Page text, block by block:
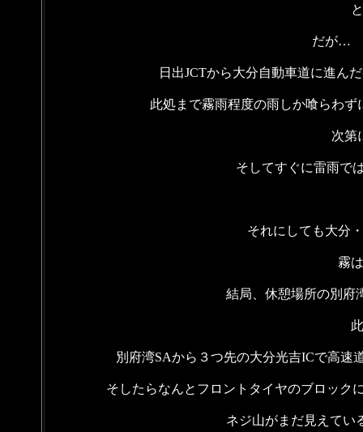
だが…
日出JCTから大分自動車道に進ん
此処まで霧雨程度の雨しか喰らわ
次第
そしてすぐに雷雨で
それにしても大分
霧
結局、休憩場所の別府
別府湾SAから３つ先の大分光吉ICで高速
そしたらなんとフロントタイヤのブロック
ネジ山がまだ見えてい